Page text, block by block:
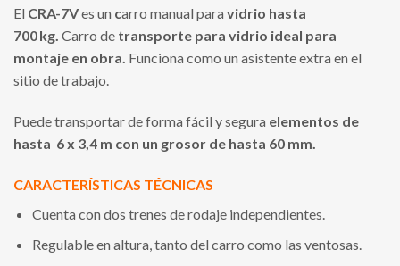
El CRA-7Ves un carro manual para vidrio hasta
700 kg. Carro de transporte para vidrio ideal para
montaje en obra. Funciona como un asistente extra en el
sitio de trabajo.
Puede transportar de forma fácil y segura elementos de
hasta 6 x 3,4 m con un grosor de hasta 60 mm.
CARACTERÍSTICAS TÉCNICAS
Cuenta con dos trenes de rodaje independientes.
Regulable en altura, tanto del carro como las ventosas.